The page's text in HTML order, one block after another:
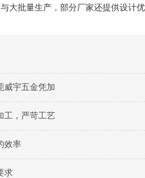
大批量生产，部分厂家还提供设计
威宇五金凭加
工，严苛工艺
效率
求